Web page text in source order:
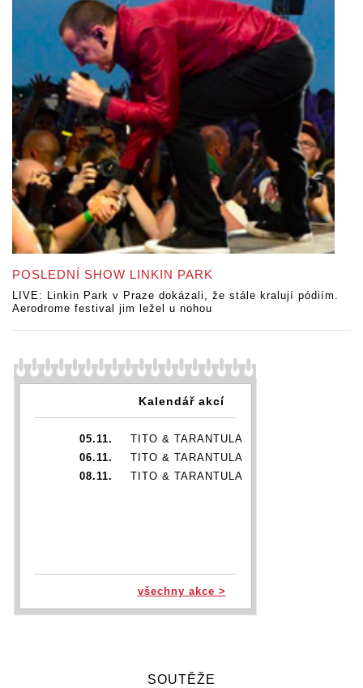
POSLEDNÍ SHOW LINKIN PARK
LIVE: Linkin Park v Praze dokázali, že stále kralují pódiím.
Aerodrome festival jim ležel u nohou
Kalendář akcí
05.11.
TITO & TARANTULA
06.11.
TITO & TARANTULA
08.11.
TITO & TARANTULA
všechny akce >
SOUTĚŽE